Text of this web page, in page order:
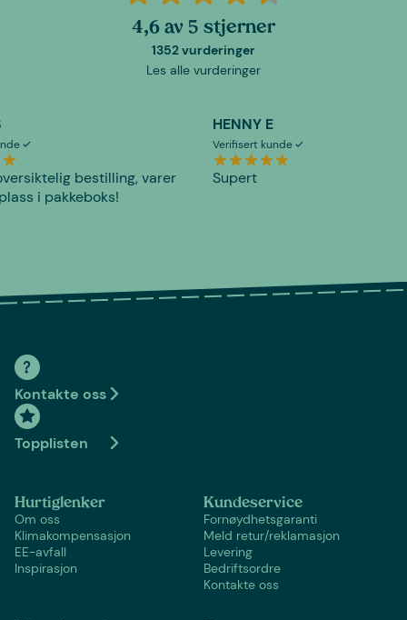
4,6 av 5 stjerner
1352 vurderinger
Les alle vurderinger
bestilling, varer
i pakkeboks!
HENNY E
Verifisert kunde
Supert
Kontakte oss
Topplisten
Hurtiglenker
Om oss
Klimakompensasjon
EE-avfall
Inspirasjon
Kundeservice
Fornøydhetsgaranti
Meld retur/reklamasjon
Levering
Bedriftsordre
Kontakte oss